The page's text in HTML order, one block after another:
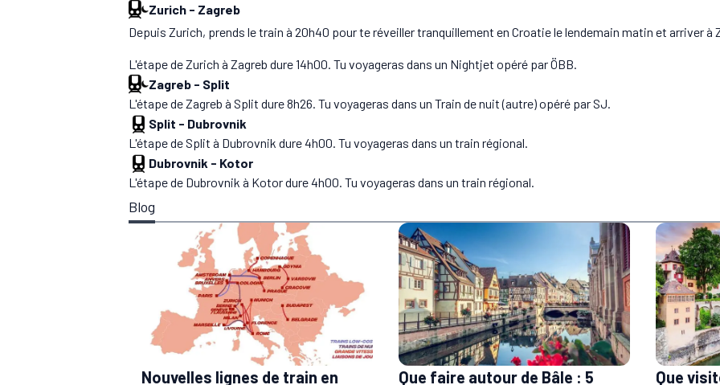
Zurich - Zagreb
Depuis Zurich, prends le train à 20h40 pour te réveiller tranquillement en Croatie le lendemain matin et arriver à
L'étape de Zurich à Zagreb dure 14h00. Tu voyageras dans un Nightjet opéré par ÖBB.
Zagreb - Split
L'étape de Zagreb à Split dure 8h26. Tu voyageras dans un Train de nuit (autre) opéré par SJ.
Split - Dubrovnik
L'étape de Split à Dubrovnik dure 4h00. Tu voyageras dans un train régional.
Dubrovnik - Kotor
L'étape de Dubrovnik à Kotor dure 4h00. Tu voyageras dans un train régional.
Blog
Nouvelles lignes de train en
Que faire autour de Bâle : 5
Que